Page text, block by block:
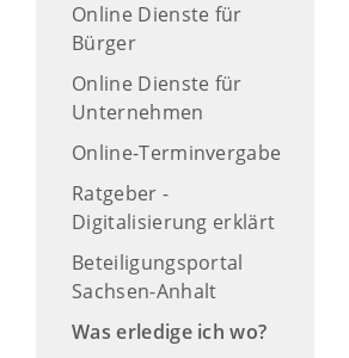
Online Dienste für
Bürger
Online Dienste für
Unternehmen
Online-Terminvergabe
Ratgeber -
Digitalisierung erklärt
Beteiligungsportal
Sachsen-Anhalt
Was erledige ich wo?